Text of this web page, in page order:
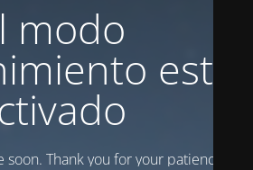
modo
está
Thank you for your patience!